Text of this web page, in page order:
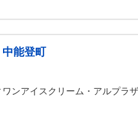
能登町
アイスクリーム・アルプラ